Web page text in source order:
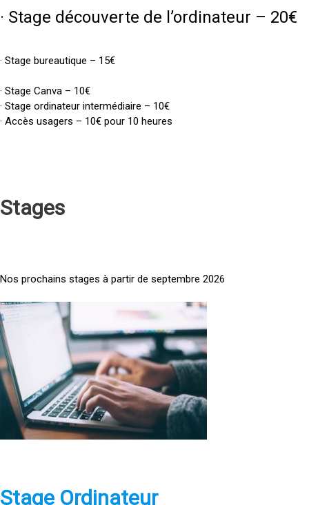
· Stage découverte de l’ordinateur – 20€
· Stage bureautique – 15€
· Stage Canva – 10€
· Stage ordinateur intermédiaire – 10€
· Accès usagers – 10€ pour 10 heures
Stages
Nos prochains stages à partir de septembre 2026
<
a
h
e
f
pStage Ordinateur